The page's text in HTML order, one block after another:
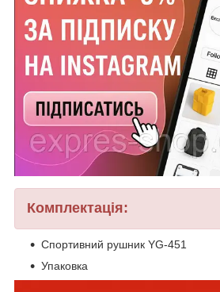
Комплектація:
Спортивний рушник YG-451
Упаковка